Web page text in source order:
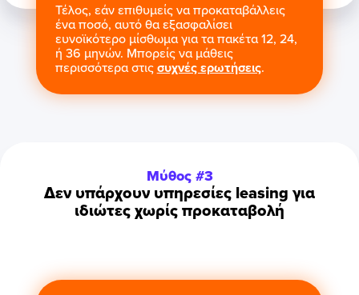
Τέλος, εάν επιθυμείς να προκαταβάλλεις
ένα ποσό, αυτό θα εξασφαλίσει
ευνοϊκότερο μίσθωμα για τα πακέτα 12, 24,
ή 36 μηνών. Μπορείς να μάθεις
περισσότερα στιςσυχνές ερωτήσεις.
Μύθος #3
Δεν υπάρχουν υπηρεσίες leasing για
ιδιώτες χωρίς προκαταβολή